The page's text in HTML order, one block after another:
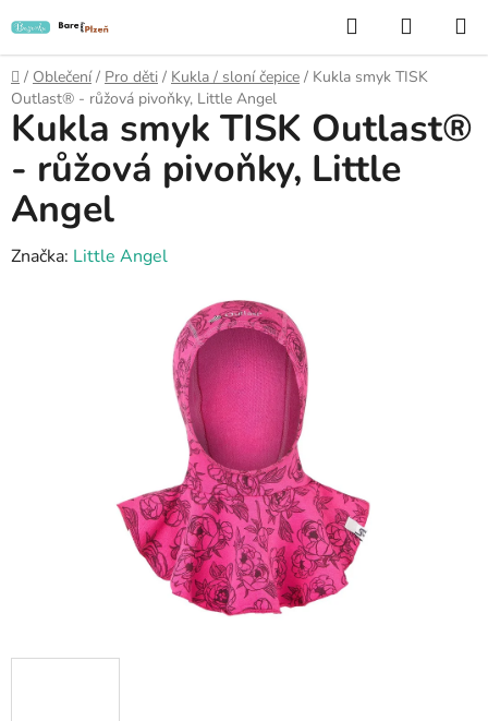
na
obsah
Hledat
KOŠÍK
Domů
/ Oblečení / Pro děti / Kukla / sloní čepice / Kukla smyk TISK
Outlast® - růžová pivoňky, Little Angel
Kukla smyk TISK Outlast®
- růžová pivoňky, Little
Angel
Značka: Little Angel